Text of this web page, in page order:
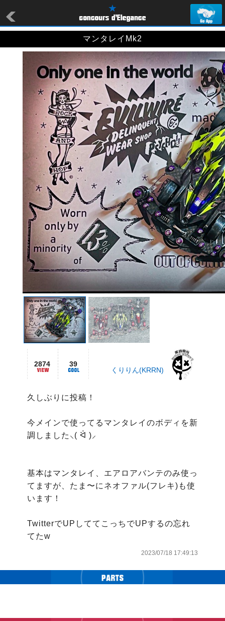
マンタレイMk2
2874 39
くりりん(KRRN)
久しぶりに投稿！
今メインで使ってるマンタレイのボディを新
調しました⸜( ᐛ )⸝
基本はマンタレイ、エアロアバンテのみ使っ
てますが、たま〜にネオファル(フレキ)も使
います！
TwitterでUPしててこっちでUPするの忘れ
てたw
2023/07/18 17:49:13